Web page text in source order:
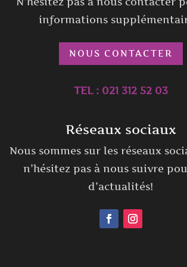
informations
NOUS CONTACTER
TEL : 021 312 52 03
Réseaux sociaux
Nous sommes sur les réseaux
n’hésitez pas à nous suivre
d’actualités!